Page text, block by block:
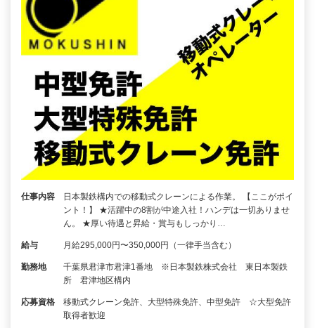
仕事内容
日本製鉄構内での移動式クレーンによる作業。 【ここがポイ
ント！】 ★活躍中の8割が中途入社！ハンデは一切ありませ
ん。 ★厚い待遇と昇給・賞与もしっかり…
給与 月給295,000円〜350,000円（一律手当含む）
勤務地
千葉県君津市君津1番地 ※日本製鉄株式会社 東日本製鉄
所 君津地区構内
応募資格
移動式クレーン免許、大型特殊免許、中型免許 ☆大型免許
取得者歓迎